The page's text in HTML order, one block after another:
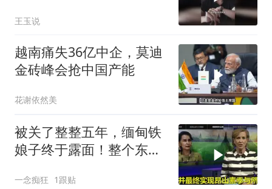
王玉说
越南痛失36亿中企，莫迪
金砖峰会抢中国产能
花谢依然美
被关了整整五年，缅甸铁
娘子终于露面！整个东南
一念痴狂 1跟贴